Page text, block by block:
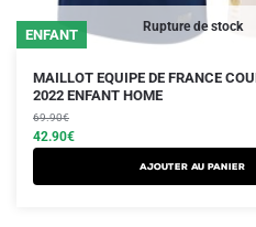
Rupture de stock
ENFANT
MAILLOT EQUIPE DE FRANCE
2022 ENFANT HOME
69.90€
Le
prix
initial
était :
42.90€
Le
prix
actuel
est :
AJOUTER AU PANIER
Ce
produit
a
plusieurs
variations.